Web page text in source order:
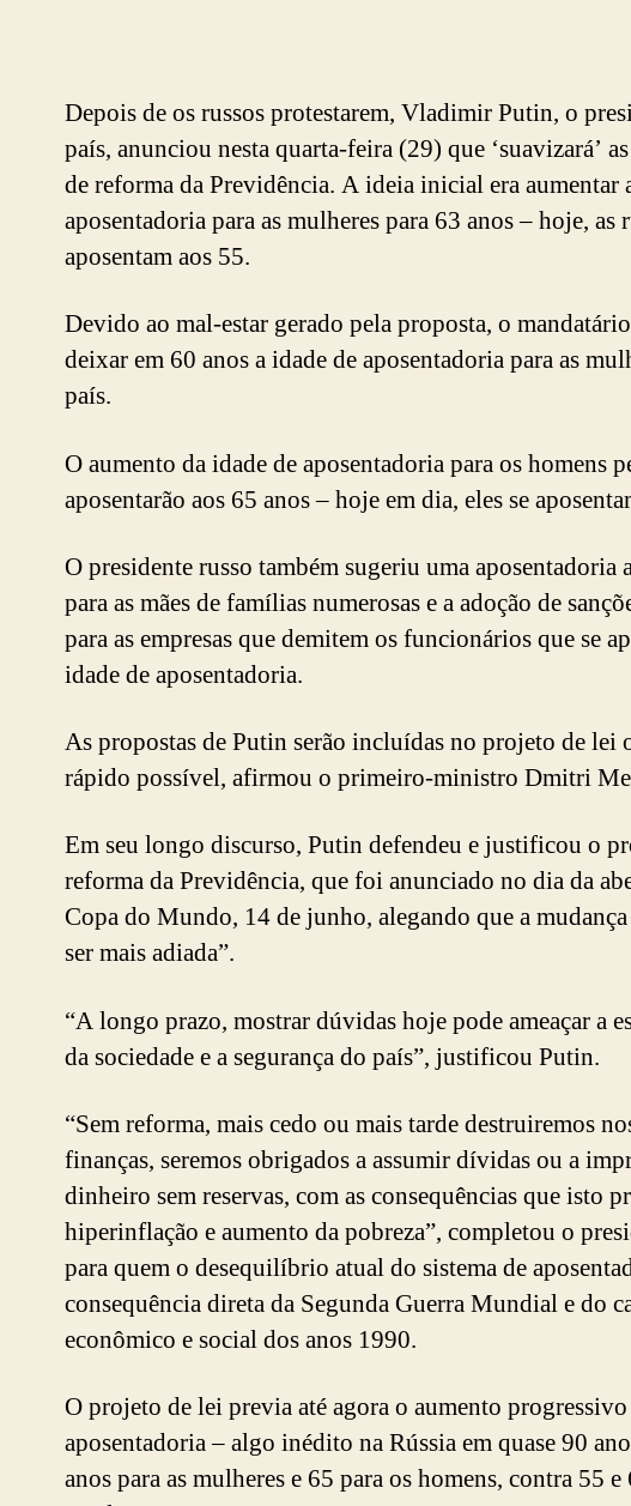
Depois de os russos protestarem, Vladimir Putin, o
país, anunciou nesta quarta-feira (29) que ‘suavizará’
de reforma da Previdência. A ideia inicial era aumentar
aposentadoria para as mulheres para 63 anos – hoje, as
aposentam aos 55.
Devido ao mal-estar gerado pela proposta, o
deixar em 60 anos a idade de aposentadoria para as
país.
O aumento da idade de aposentadoria para os homens
aposentarão aos 65 anos – hoje em dia, eles se
O presidente russo também sugeriu uma aposentadoria
para as mães de famílias numerosas e a adoção de
para as empresas que demitem os funcionários que se
idade de aposentadoria.
As propostas de Putin serão incluídas no projeto de lei
rápido possível, afirmou o primeiro-ministro Dmitri
Em seu longo discurso, Putin defendeu e justificou o
reforma da Previdência, que foi anunciado no dia da
Copa do Mundo, 14 de junho, alegando que a
ser mais adiada”.
“A longo prazo, mostrar dúvidas hoje pode ameaçar a
da sociedade e a segurança do país”, justificou Putin.
“Sem reforma, mais cedo ou mais tarde destruiremos
finanças, seremos obrigados a assumir dívidas ou a
dinheiro sem reservas, com as consequências que isto
hiperinflação e aumento da pobreza”, completou o
para quem o desequilíbrio atual do sistema de
consequência direta da Segunda Guerra Mundial e do
econômico e social dos anos 1990.
O projeto de lei previa até agora o aumento
aposentadoria – algo inédito na Rússia em quase 90
anos para as mulheres e 65 para os homens, contra 55 e